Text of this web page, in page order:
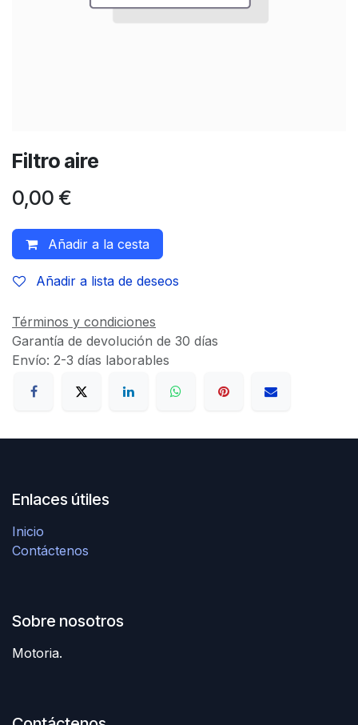
Filtro aire
0,00 €
Añadir a la cesta
Añadir a lista de deseos
Términos y condiciones
Garantía de devolución de 30 días
Envío: 2-3 días laborables
Enlaces útiles
Inicio
Contáctenos
Sobre nosotros
Motoria.